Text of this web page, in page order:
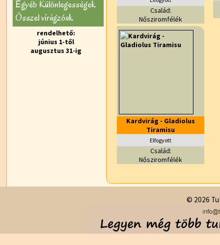
Egyéb Különlegességek
Õsszel virágzóak
rendelhető:
június 1-től
augusztus 31-ig
Család:
Nősziromfélék
Kardvirág - Gladiolus
Tiramisu
Elfogyott
Család:
Nősziromfélék
© 2026